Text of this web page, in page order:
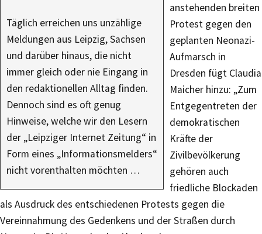
Täglich erreichen uns unzählige
Meldungen aus Leipzig, Sachsen
und darüber hinaus, die nicht
immer gleich oder nie Eingang in
den redaktionellen Alltag finden.
Dennoch sind es oft genug
Hinweise, welche wir den Lesern
der „Leipziger Internet Zeitung“ in
Form eines „Informationsmelders“
nicht vorenthalten möchten …
anstehenden breiten
Protest gegen den
geplanten Neonazi-
Aufmarsch in
Dresden fügt Claudia
Maicher hinzu: „Zum
Entgegentreten der
demokratischen
Kräfte der
Zivilbevölkerung
gehören auch
friedliche Blockaden
als Ausdruck des entschiedenen Protests gegen die
Vereinnahmung des Gedenkens und der Straßen durch